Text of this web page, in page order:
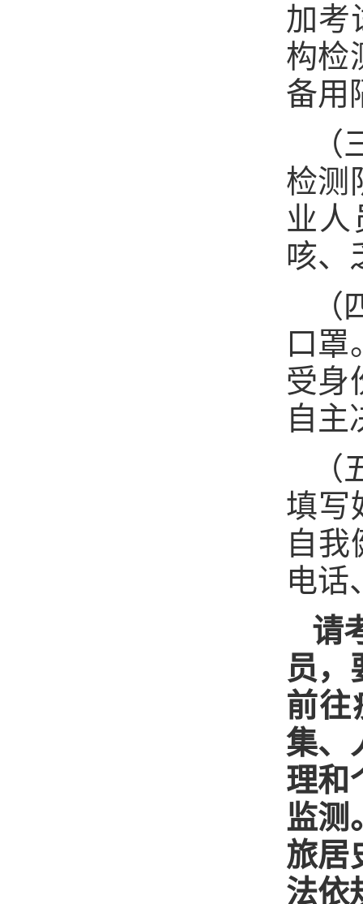
加考
构检
备用
检测
业
咳、
口
受身
自主
填写
自
电话
请
员，
前往
集、
理和
监测
旅居
法依